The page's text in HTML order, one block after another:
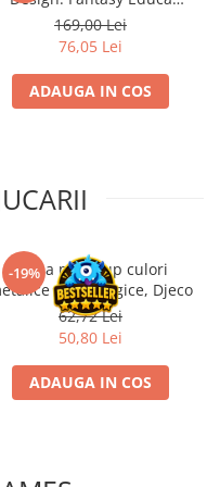
18366
169,00 Lei
76,05 Lei
ADAUGA IN COS
-19%
Trusa make-up culori
non alergice, Djeco
62,72 Lei
50,80 Lei
ADAUGA IN COS